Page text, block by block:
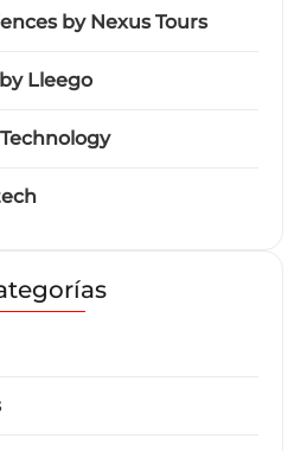
by Nexus Tours
Lleego